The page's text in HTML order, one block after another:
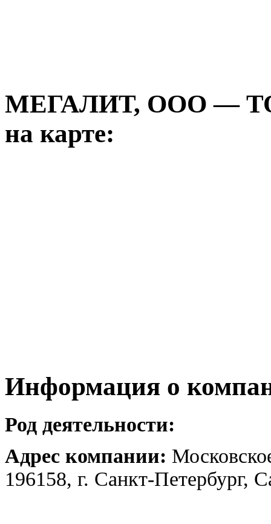
МЕГАЛИТ, ООО —
на карте:
Информация о
Род деятельности:
Адрес компании:
196158, г. Санкт-Петербург,